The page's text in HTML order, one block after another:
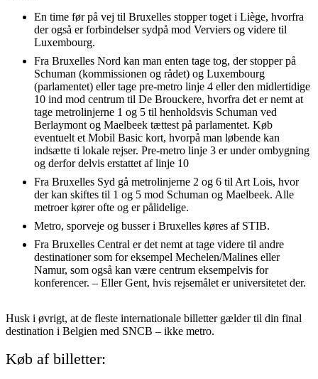
En time før på vej til Bruxelles stopper toget i Liège, hvorfra
der også er forbindelser sydpå mod Verviers og videre til
Luxembourg.
Fra Bruxelles Nord kan man enten tage tog, der stopper på
Schuman (kommissionen og rådet) og Luxembourg
(parlamentet) eller tage pre-metro linje 4 eller den midlertidige
10 ind mod centrum til De Brouckere, hvorfra det er nemt at
tage metrolinjerne 1 og 5 til henholdsvis Schuman ved
Berlaymont og Maelbeek tættest på parlamentet. Køb
eventuelt et Mobil Basic kort, hvorpå man løbende kan
indsætte ti lokale rejser. Pre-metro linje 3 er under ombygning
og derfor delvis erstattet af linje 10
Fra Bruxelles Syd gå metrolinjerne 2 og 6 til Art Lois, hvor
der kan skiftes til 1 og 5 mod Schuman og Maelbeek. Alle
metroer kører ofte og er pålidelige.
Metro, sporveje og busser i Bruxelles køres af STIB.
Fra Bruxelles Central er det nemt at tage videre til andre
destinationer som for eksempel Mechelen/Malines eller
Namur, som også kan være centrum eksempelvis for
konferencer. – Eller Gent, hvis rejsemålet er universitetet der.
Husk i øvrigt, at de fleste internationale billetter gælder til din final
destination i Belgien med SNCB – ikke metro.
Køb af billetter: